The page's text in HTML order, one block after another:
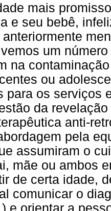
mais
e seu bebê,
um
na
ou
para os serviços
da
anti-
pela
assumiram o
mãe ou ambos
de certa idade,
comunicar o
e orientar a